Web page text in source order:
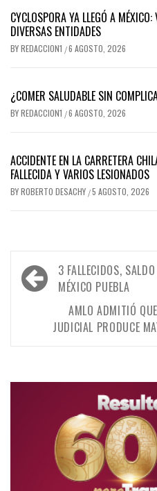
CYCLOSPORA YA LLEGÓ A
DIVERSAS ENTIDADES
BYREDACCION1 /6 AGOSTO, 2026
¿COMER SALUDABLE SIN
BYREDACCION1 /6 AGOSTO, 2026
ACCIDENTE EN LA CARRETERA
FALLECIDA Y VARIOS LESIONADOS
BYROBERTO DESACHY /5 AGOSTO, 2026
Navegación
de
entradas
3 FALLECIDOS,
MÉXICO PUEBLA
AMLO ADMITIÓ
JUDICIAL PRODUCE